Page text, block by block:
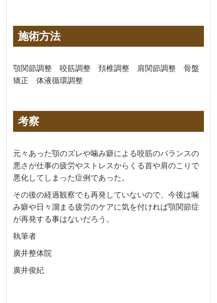
施術方法
顎関節調整 咬筋調整 頚椎調整 肩関節調整 骨盤
矯正 体液循環調整
考察
元々あった顎のズレや噛み癖による咬筋のバランスの
悪さが仕事の疲労やストレスからくる首や肩のこりで
悪化してしまった症例であった。
その後の経過観察でも再発していないので、今後は噛
み癖や日々溜まる疲労のケアに気を付ければ顎関節症
が再発する事はないだろう。
執筆者
廣井整体院
廣井俊紀